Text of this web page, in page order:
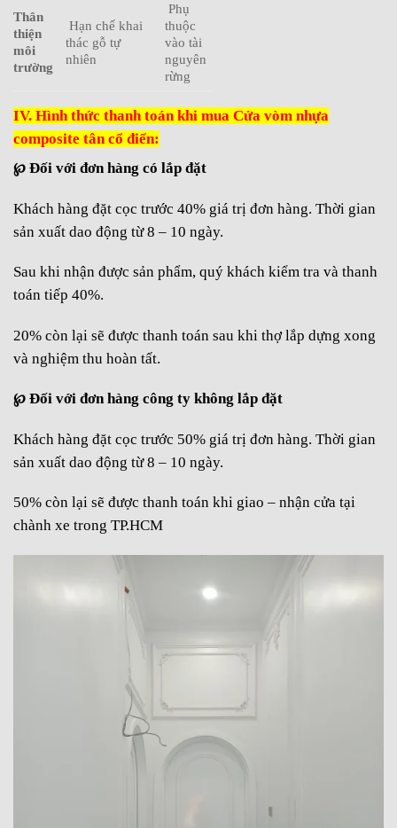
Thân
thiện
môi
trường
Hạn chế khai
thác gỗ tự
nhiên
Phụ
thuộc
vào tài
nguyên
rừng
IV. Hình thức thanh toán khi mua Cửa vòm nhựa
composite tân cổ điển:
℘ Đối với đơn hàng có lắp đặt
Khách hàng đặt cọc trước 40% giá trị đơn hàng. Thời gian
sản xuất dao động từ 8 – 10 ngày.
Sau khi nhận được sản phẩm, quý khách kiểm tra và thanh
toán tiếp 40%.
20% còn lại sẽ được thanh toán sau khi thợ lắp dựng xong
và nghiệm thu hoàn tất.
℘ Đối với đơn hàng công ty không lắp đặt
Khách hàng đặt cọc trước 50% giá trị đơn hàng. Thời gian
sản xuất dao động từ 8 – 10 ngày.
50% còn lại sẽ được thanh toán khi giao – nhận cửa tại
chành xe trong TP.HCM